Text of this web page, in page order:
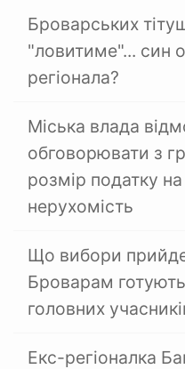
Броварських
"ловитиме"... син
регіонала?
Міська влада
обговорювати з
розмір податку на
нерухомість
Що вибори
Броварам
головних
Екс-регіоналка